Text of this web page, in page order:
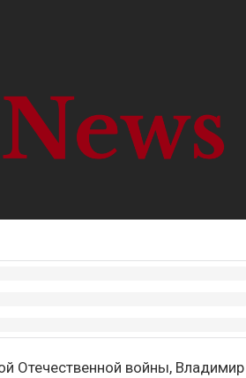
Отечественной войны, Владимир